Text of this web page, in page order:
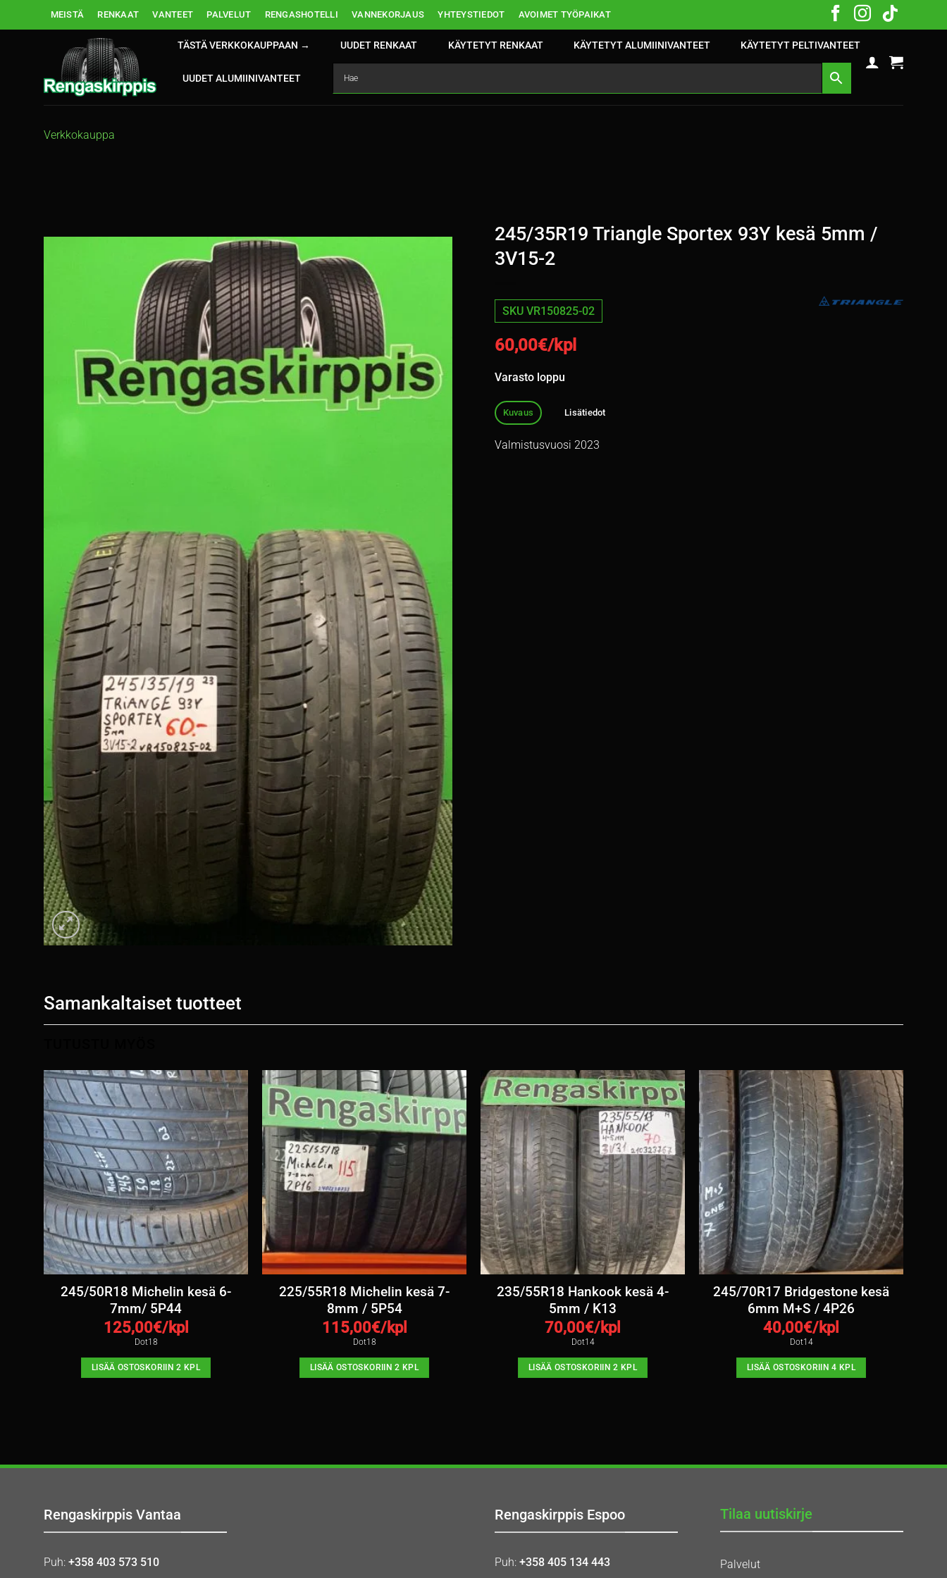
MEISTÄ RENKAAT VANTEET PALVELUT RENGASHOTELLI VANNEKORJAUS YHTEYSTIEDOT AVOIMET TYÖPAIKAT
TÄSTÄ VERKKOKAUPPAAN → UUDET RENKAAT KÄYTETYT RENKAAT KÄYTETYT ALUMIINIVANTEET KÄYTETYT PELTIVANTEET
UUDET ALUMIINIVANTEET
Verkkokauppa
245/35R19 Triangle Sportex 93Y kesä 5mm /
3V15-2
SKU VR150825-02
60,00€/kpl
Varasto loppu
Kuvaus Lisätiedot
Valmistusvuosi 2023
Samankaltaiset tuotteet
245/50R18 Michelin kesä 6-
7mm/ 5P44
125,00€/kpl
Dot18
LISÄÄ OSTOSKORIIN 2 KPL
225/55R18 Michelin kesä 7-
8mm / 5P54
115,00€/kpl
Dot18
LISÄÄ OSTOSKORIIN 2 KPL
235/55R18 Hankook kesä 4-
5mm / K13
70,00€/kpl
Dot14
LISÄÄ OSTOSKORIIN 2 KPL
245/70R17 Bridgestone kesä
6mm M+S / 4P26
40,00€/kpl
Dot14
LISÄÄ OSTOSKORIIN 4 KPL
Rengaskirppis Vantaa
Puh: +358 403 573 510
Rengaskirppis Espoo
Puh: +358 405 134 443
Tilaa uutiskirje
Palvelut